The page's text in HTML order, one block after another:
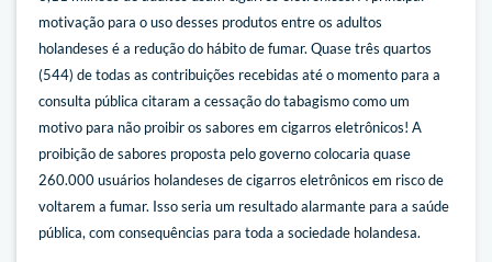
motivação para o uso desses produtos entre os adultos
holandeses é a redução do hábito de fumar. Quase três quartos
(544) de todas as contribuições recebidas até o momento para a
consulta pública citaram a cessação do tabagismo como um
motivo para não proibir os sabores em cigarros eletrônicos! A
proibição de sabores proposta pelo governo colocaria quase
260.000 usuários holandeses de cigarros eletrônicos em risco de
voltarem a fumar. Isso seria um resultado alarmante para a saúde
pública, com consequências para toda a sociedade holandesa.